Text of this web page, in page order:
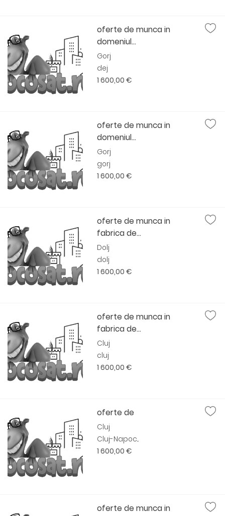
oferte de munca in
domeniul...
Gorj
dej
1 600,00 €
oferte de munca in
domeniul...
Gorj
gorj
1 600,00 €
oferte de munca in
fabrica de...
Dolj
dolj
1 600,00 €
oferte de munca in
fabrica de...
Cluj
cluj
1 600,00 €
oferte de
Cluj
Cluj-Napoc...
1 600,00 €
oferte de munca in